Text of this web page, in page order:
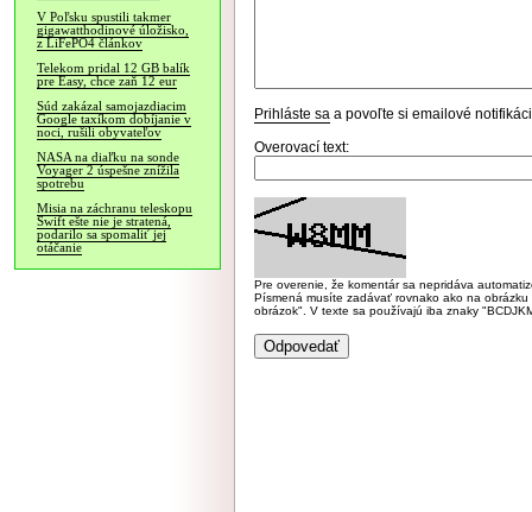
V Poľsku spustili takmer
gigawatthodinové úložisko,
z LiFePO4 článkov
Telekom pridal 12 GB balík
pre Easy, chce zaň 12 eur
Súd zakázal samojazdiacim
Google taxíkom dobíjanie v
noci, rušili obyvateľov
NASA na diaľku na sonde
Voyager 2 úspešne znížila
spotrebu
Misia na záchranu teleskopu
Swift ešte nie je stratená,
podarilo sa spomaliť jej
otáčanie
Prihláste sa a povoľte si emailové
Overovací text:
Pre overenie, že komentár sa nepridáva
Písmená musíte zadávať rovnako ako na
obrázok". V texte sa používajú iba znaky